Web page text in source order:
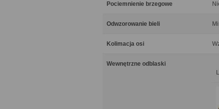
Pociemnienie brzegowe
Odwzorowanie bieli
Kolimacja osi
Wewnętrzne odblaski